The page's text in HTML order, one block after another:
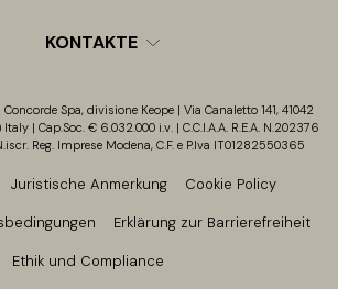
KONTAKTE
Spa, divisione Keope | Via Canaletto 141, 41042
| Cap.Soc. € 6.032.000 i.v. | C.C.I.A.A. R.E.A. N.202376
Reg. Imprese Modena, C.F. e P.Iva IT01282550365
Juristische Anmerkung Cookie Policy
Erklärung zur Barrierefreiheit
Ethik und Compliance